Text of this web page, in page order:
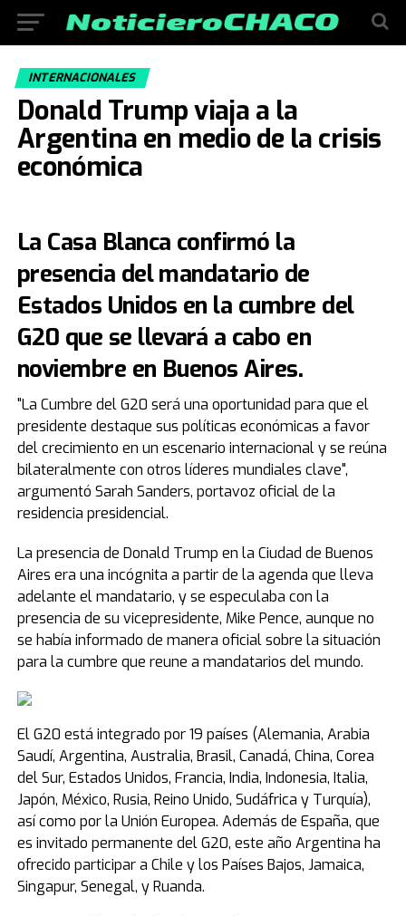
INTERNACIONALES
Donald Trump viaja a la
Argentina en medio de la crisis
económica
La Casa Blanca confirmó la
presencia del mandatario de
Estados Unidos en la cumbre del
G20 que se llevará a cabo en
noviembre en Buenos Aires.
"La Cumbre del G20 será una oportunidad para que el
presidente destaque sus políticas económicas a favor
del crecimiento en un escenario internacional y se reúna
bilateralmente con otros líderes mundiales clave",
argumentó Sarah Sanders, portavoz oficial de la
residencia presidencial.
La presencia de Donald Trump en la Ciudad de Buenos
Aires era una incógnita a partir de la agenda que lleva
adelante el mandatario, y se especulaba con la
presencia de su vicepresidente, Mike Pence, aunque no
se había informado de manera oficial sobre la situación
para la cumbre que reune a mandatarios del mundo.
El G20 está integrado por 19 países (Alemania, Arabia
Saudí, Argentina, Australia, Brasil, Canadá, China, Corea
del Sur, Estados Unidos, Francia, India, Indonesia, Italia,
Japón, México, Rusia, Reino Unido, Sudáfrica y Turquía),
así como por la Unión Europea. Además de España, que
es invitado permanente del G20, este año Argentina ha
ofrecido participar a Chile y los Países Bajos, Jamaica,
Singapur, Senegal, y Ruanda.